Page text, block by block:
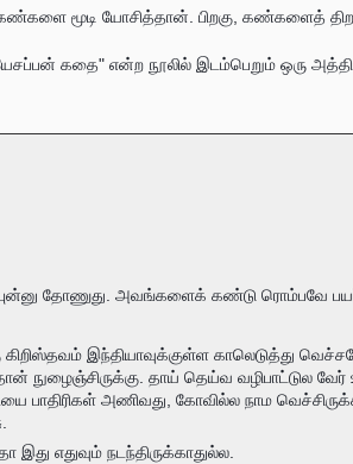
கண்களை மூடி யோசித்தான். பிறகு, கண்களைத்
கதை" என்ற நூலில் இடம்பெறும் ஒரு
தோணுது. அவங்களைக் கண்டு ரொம்பவே
இந்தியாவுக்குள்ள காலெடுத்து
நுழைஞ்சிருக்கு. தாய் தெய்வ வழிபாட்டுல
அணிவது, கோவில்ல நாம
எதுவும் நடந்திருக்காதுல்ல.